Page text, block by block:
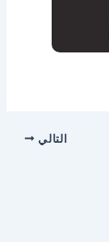
التالي